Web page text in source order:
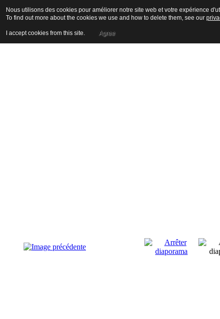
Nous utilisons des cookies pour améliorer notre site web et votre expérience
To find out more about the cookies we use and how to delete them, see our
I accept cookies from this site. Agree